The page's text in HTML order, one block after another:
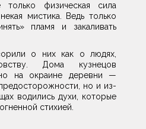
только физическая сила
мистика. Ведь только
пламя и закаливать
о них как о людях,
Дома кузнецов
на окраине деревни —
но и из-
водились духи, которые
стихией.